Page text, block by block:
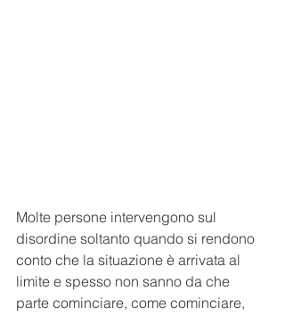
Molte persone intervengono sul
disordine soltanto quando si rendono
conto che la situazione è arrivata al
limite e spesso non sanno da che
parte cominciare, come cominciare,